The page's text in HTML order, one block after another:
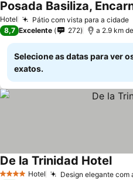
Hotel Pátio com vista para a cidade
Posada Basiliza,
8,7 Excelente 272 a 2.9 km
Selecione as datas para ver
exatos.
4 EstrelasHotel Design elegante com
De la Trinidad Hotel